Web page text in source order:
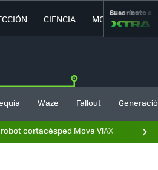
CIENCIA MOVILIDAD
Suscríbete a
Waze Fallout
cortacésped Mova ViAX